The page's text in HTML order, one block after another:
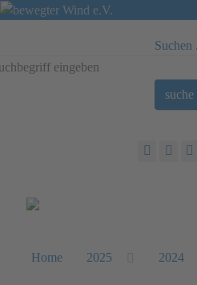
Suchen
suche
Sprache auswählen
Home 2025 2024